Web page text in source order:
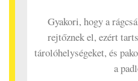
Gyakori, hogy a
rejtőznek el, ezért
tárolóhelységeket, és
a